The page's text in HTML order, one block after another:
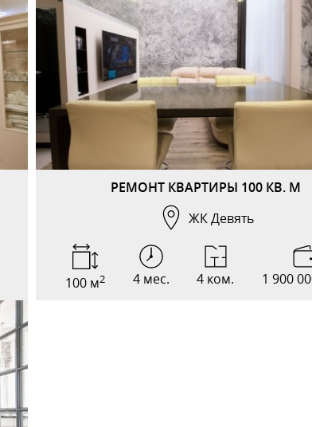
РЕМОНТ КВАРТИРЫ 100 КВ. М
ЖК Девять
100 м2 4 мес. 4 ком. 1 900